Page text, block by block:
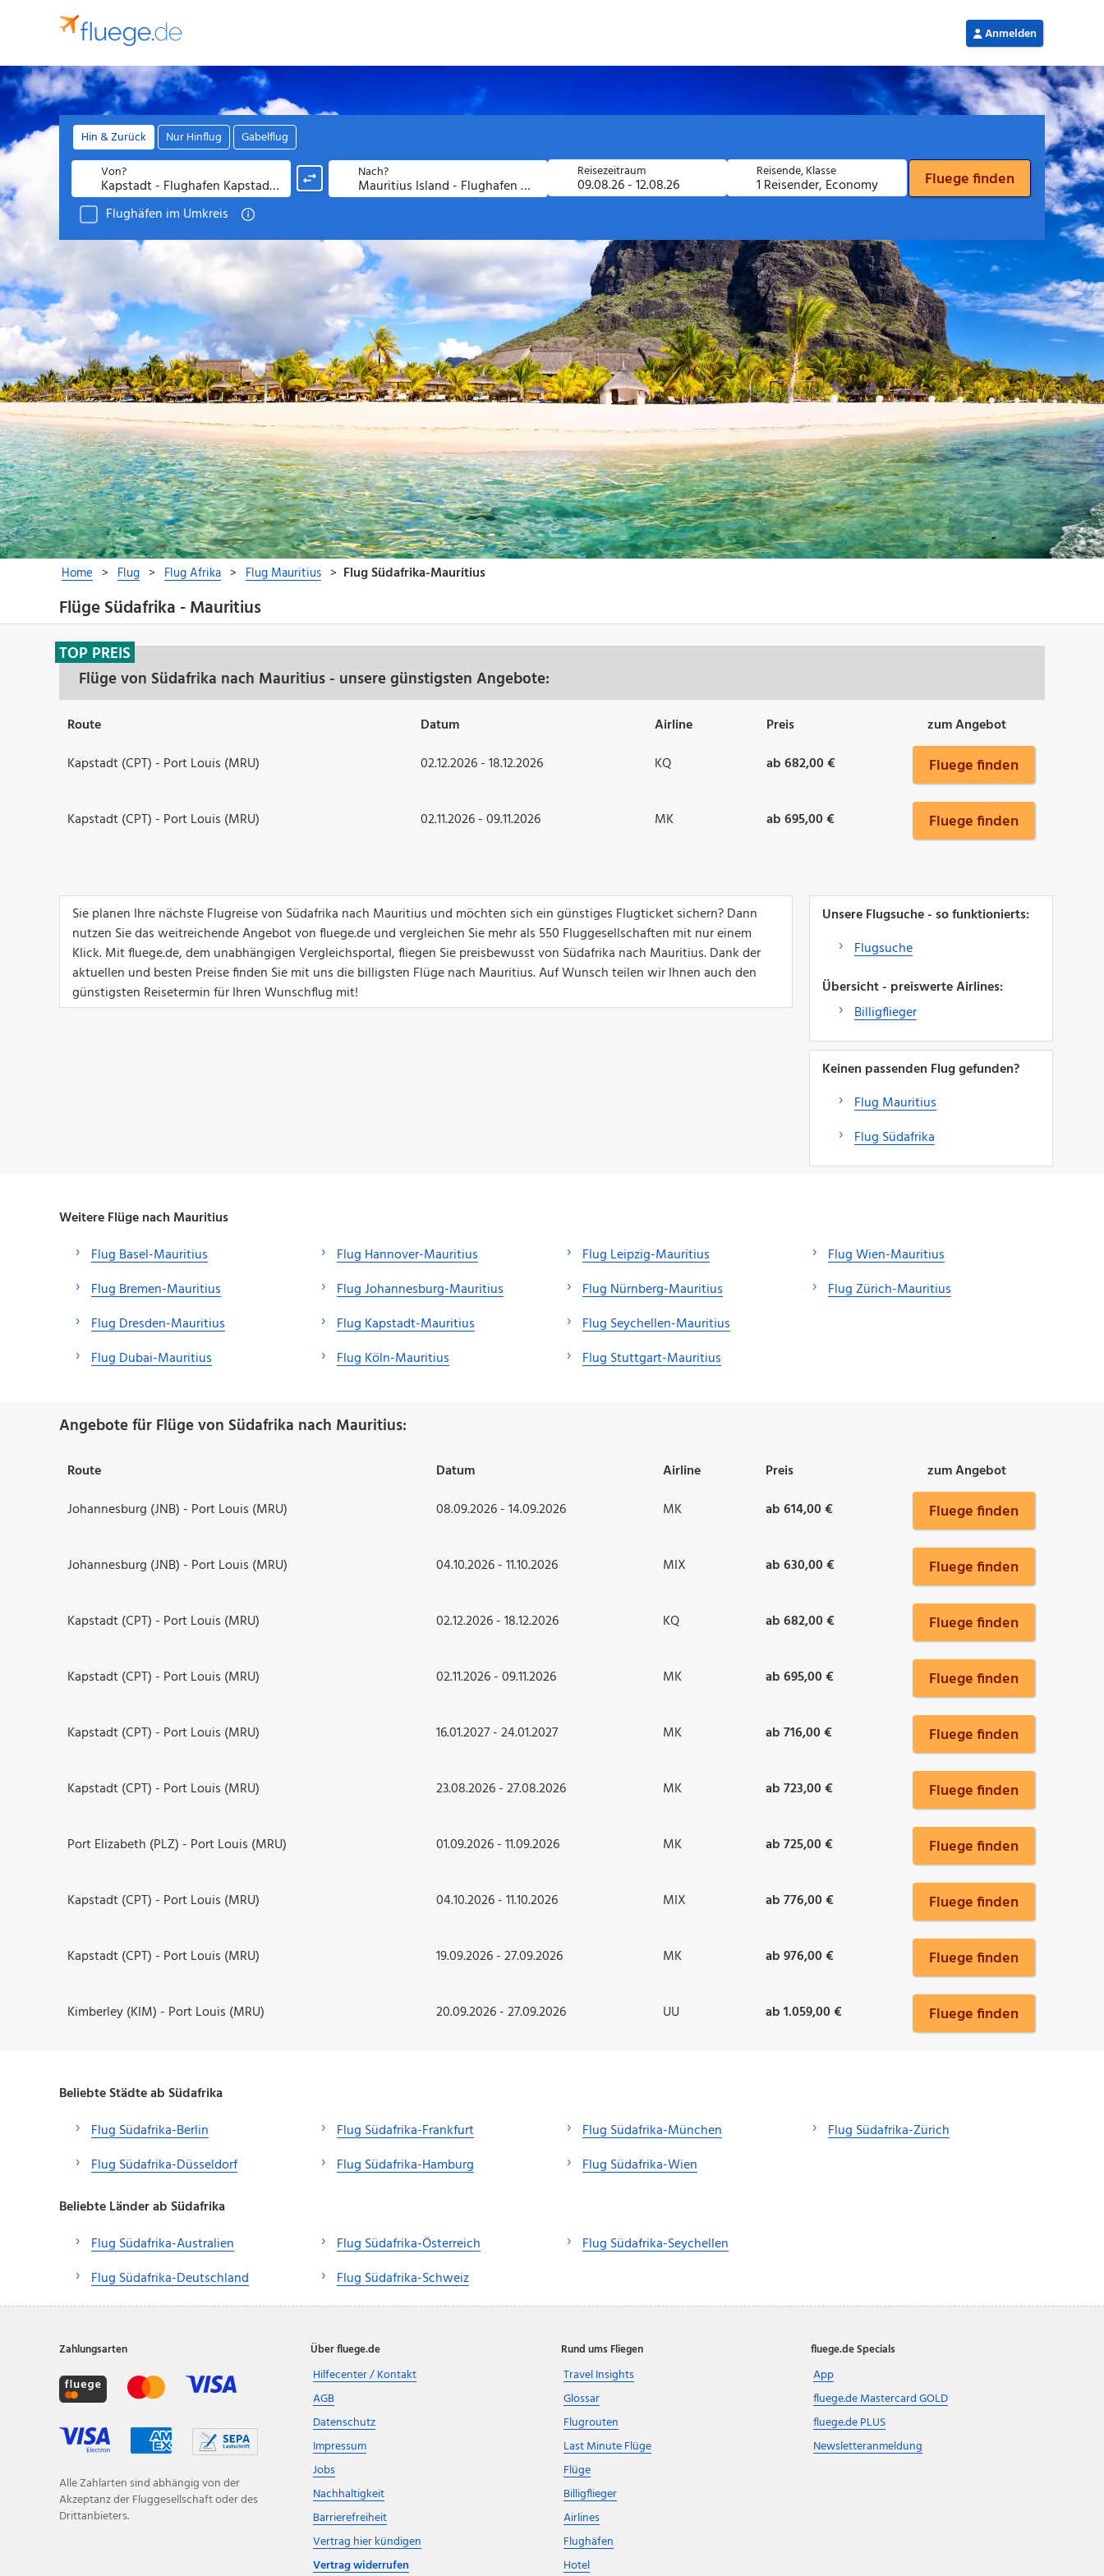
Flüge Südafrika - Mauritius
Flüge von Südafrika nach Mauritius - unsere günstigsten Angebote:
TOP PREIS
Route Datum Airline Preis
zum Angebot
Kapstadt (CPT) - Port Louis (MRU)
02.12.2026 - 18.12.2026 KQ ab 682,00 € Fluege finden
Kapstadt (CPT) - Port Louis (MRU) 02.11.2026 - 09.11.2026 MK ab 695,00 € Fluege finden
Sie planen Ihre nächste Flugreise von Südafrika nach Mauritius und möchten sich ein günstiges Flugticket sichern? Dann
nutzen Sie das weitreichende Angebot von fluege.de und vergleichen Sie mehr als 550 Fluggesellschaften mit nur einem
Klick. Mit fluege.de, dem unabhängigen Vergleichsportal, fliegen Sie preisbewusst von Südafrika nach Mauritius. Dank der
aktuellen und besten Preise finden Sie mit uns die billigsten Flüge nach Mauritius. Auf Wunsch teilen wir Ihnen auch den
günstigsten Reisetermin für Ihren Wunschflug mit!
Unsere Flugsuche - so funktionierts:
Flugsuche
Übersicht - preiswerte Airlines:
Billigflieger
Keinen passenden Flug gefunden?
Flug Mauritius
Flug Südafrika
Weitere Flüge nach Mauritius
Flug Basel-Mauritius
Flug Bremen-Mauritius
Flug Dresden-Mauritius
Flug Dubai-Mauritius
Flug Hannover-Mauritius
Flug Johannesburg-Mauritius
Flug Kapstadt-Mauritius
Flug Köln-Mauritius
Flug Leipzig-Mauritius
Flug Nürnberg-Mauritius
Flug Seychellen-Mauritius
Flug Stuttgart-Mauritius
Flug Wien-Mauritius
Flug Zürich-Mauritius
Angebote für Flüge von Südafrika nach Mauritius:
Route Datum Airline Preis
zum Angebot
Johannesburg (JNB) - Port Louis (MRU)
08.09.2026 - 14.09.2026 MK ab 614,00 € Fluege finden
Johannesburg (JNB) - Port Louis (MRU) 04.10.2026 - 11.10.2026 MIX ab 630,00 € Fluege finden
Kapstadt (CPT) - Port Louis (MRU) 02.12.2026 - 18.12.2026 KQ ab 682,00 € Fluege finden
Kapstadt (CPT) - Port Louis (MRU) 02.11.2026 - 09.11.2026 MK ab 695,00 € Fluege finden
Kapstadt (CPT) - Port Louis (MRU) 16.01.2027 - 24.01.2027 MK ab 716,00 € Fluege finden
Kapstadt (CPT) - Port Louis (MRU) 23.08.2026 - 27.08.2026 MK ab 723,00 € Fluege finden
Port Elizabeth (PLZ) - Port Louis (MRU) 01.09.2026 - 11.09.2026 MK ab 725,00 € Fluege finden
Kapstadt (CPT) - Port Louis (MRU) 04.10.2026 - 11.10.2026 MIX ab 776,00 € Fluege finden
Kapstadt (CPT) - Port Louis (MRU) 19.09.2026 - 27.09.2026 MK ab 976,00 € Fluege finden
Kimberley (KIM) - Port Louis (MRU) 20.09.2026 - 27.09.2026 UU ab 1.059,00 € Fluege finden
Beliebte Städte ab Südafrika
Flug Südafrika-Berlin
Flug Südafrika-Düsseldorf
Flug Südafrika-Frankfurt
Flug Südafrika-Hamburg
Flug Südafrika-München
Flug Südafrika-Wien
Flug Südafrika-Zürich
Beliebte Länder ab Südafrika
Flug Südafrika-Australien
Flug Südafrika-Deutschland
Flug Südafrika-Österreich
Flug Südafrika-Schweiz
Flug Südafrika-Seychellen